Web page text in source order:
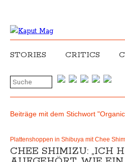
STORIES CRITICS
Beiträge mit dem Stichwort
Plattenshoppen in Shibuya mit Chee
CHEE SHIMIZU: „ICH